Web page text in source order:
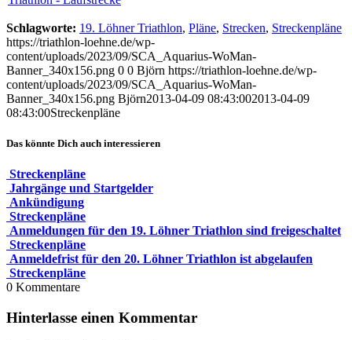
Schlagworte: 19. Löhner Triathlon, Pläne, Strecken, Streckenpläne
https://triathlon-loehne.de/wp-
content/uploads/2023/09/SCA_Aquarius-WoMan-
Banner_340x156.png 0 0 Björn https://triathlon-loehne.de/wp-
content/uploads/2023/09/SCA_Aquarius-WoMan-
Banner_340x156.png Björn2013-04-09 08:43:002013-04-09
08:43:00Streckenpläne
Das könnte Dich auch interessieren
Streckenpläne
Jahrgänge und Startgelder
Ankündigung
Streckenpläne
Anmeldungen für den 19. Löhner Triathlon sind freigeschaltet
Streckenpläne
Anmeldefrist für den 20. Löhner Triathlon ist abgelaufen
Streckenpläne
0 Kommentare
Hinterlasse einen Kommentar